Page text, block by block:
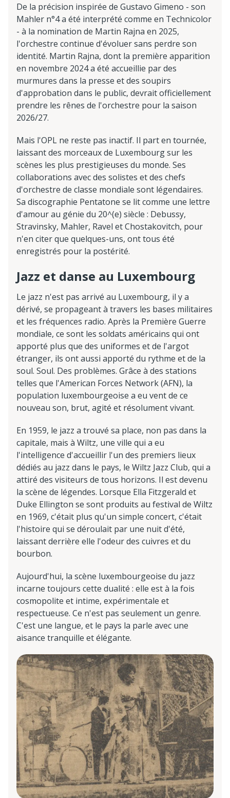
De la précision inspirée de Gustavo Gimeno - son
Mahler n°4 a été interprété comme en Technicolor
- à la nomination de Martin Rajna en 2025,
l'orchestre continue d'évoluer sans perdre son
identité. Martin Rajna, dont la première apparition
en novembre 2024 a été accueillie par des
murmures dans la presse et des soupirs
d'approbation dans le public, devrait officiellement
prendre les rênes de l'orchestre pour la saison
2026/27.
Mais l'OPL ne reste pas inactif. Il part en tournée,
laissant des morceaux de Luxembourg sur les
scènes les plus prestigieuses du monde. Ses
collaborations avec des solistes et des chefs
d'orchestre de classe mondiale sont légendaires.
Sa discographie Pentatone se lit comme une lettre
d'amour au génie du 20^(e) siècle : Debussy,
Stravinsky, Mahler, Ravel et Chostakovitch, pour
n'en citer que quelques-uns, ont tous été
enregistrés pour la postérité.
Jazz et danse au Luxembourg
Le jazz n'est pas arrivé au Luxembourg, il y a
dérivé, se propageant à travers les bases militaires
et les fréquences radio. Après la Première Guerre
mondiale, ce sont les soldats américains qui ont
apporté plus que des uniformes et de l'argot
étranger, ils ont aussi apporté du rythme et de la
soul. Soul. Des problèmes. Grâce à des stations
telles que l'American Forces Network (AFN), la
population luxembourgeoise a eu vent de ce
nouveau son, brut, agité et résolument vivant.
En 1959, le jazz a trouvé sa place, non pas dans la
capitale, mais à Wiltz, une ville qui a eu
l'intelligence d'accueillir l'un des premiers lieux
dédiés au jazz dans le pays, le Wiltz Jazz Club, qui a
attiré des visiteurs de tous horizons. Il est devenu
la scène de légendes. Lorsque Ella Fitzgerald et
Duke Ellington se sont produits au festival de Wiltz
en 1969, c'était plus qu'un simple concert, c'était
l'histoire qui se déroulait par une nuit d'été,
laissant derrière elle l'odeur des cuivres et du
bourbon.
Aujourd'hui, la scène luxembourgeoise du jazz
incarne toujours cette dualité : elle est à la fois
cosmopolite et intime, expérimentale et
respectueuse. Ce n'est pas seulement un genre.
C'est une langue, et le pays la parle avec une
aisance tranquille et élégante.